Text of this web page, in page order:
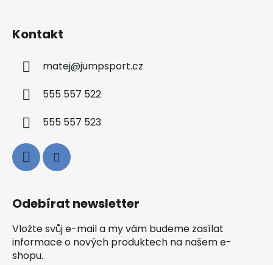
Kontakt
matej@jumpsport.cz
555 557 522
555 557 523
Odebírat newsletter
Vložte svůj e-mail a my vám budeme zasílat
informace o nových produktech na našem e-
shopu.